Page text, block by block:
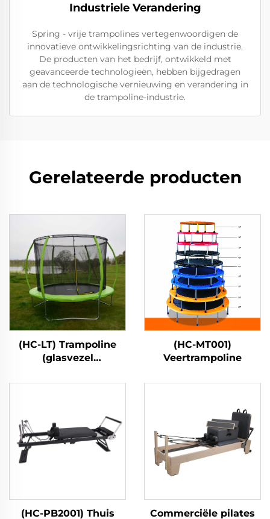
Industriele Verandering
Spring - vrije trampolines vertegenwoordigen de
innovatieve ontwikkelingsrichting van de industrie.
De producten van het bedrijf, ontwikkeld met
geavanceerde technologieën, hebben bijgedragen
aan de technologische vernieuwing en verandering in
de trampoline-industrie.
Gerelateerde producten
(HC-LT) Trampoline
(glasvezel
(HC-MT001)
Veertrampoline
(HC-PB2001) Thuis Commerciële pilates